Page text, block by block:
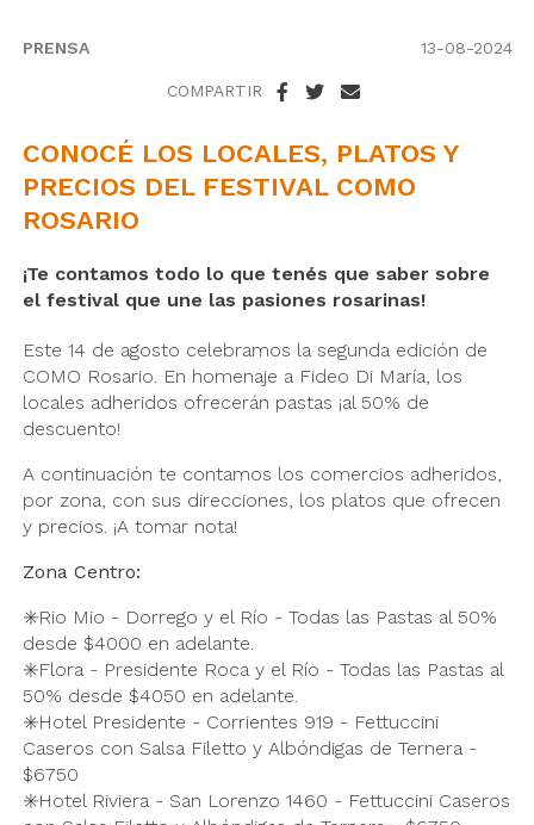
PRENSA 13-08-2024
COMPARTIR
CONOCÉ LOS LOCALES, PLATOS Y
PRECIOS DEL FESTIVAL COMO
ROSARIO
¡Te contamos todo lo que tenés que saber sobre
el festival que une las pasiones rosarinas!
Este 14 de agosto celebramos la segunda edición de
COMO Rosario. En homenaje a Fideo Di María, los
locales adheridos ofrecerán pastas ¡al 50% de
descuento!
A continuación te contamos los comercios adheridos,
por zona, con sus direcciones, los platos que ofrecen
y precios. ¡A tomar nota!
Zona Centro:
✳️Rio Mio - Dorrego y el Río - Todas las Pastas al 50%
desde $4000 en adelante.
✳️Flora - Presidente Roca y el Río - Todas las Pastas al
50% desde $4050 en adelante.
✳️Hotel Presidente - Corrientes 919 - Fettuccini
Caseros con Salsa Filetto y Albóndigas de Ternera -
$6750
✳️Hotel Riviera - San Lorenzo 1460 - Fettuccini Caseros